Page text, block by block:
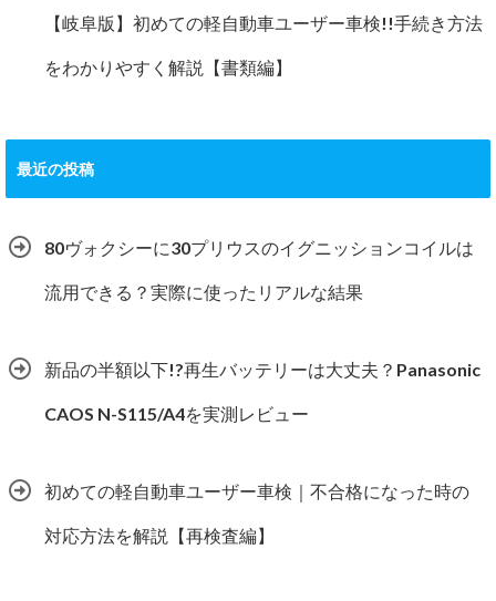
【岐阜版】初めての軽自動車ユーザー車検!!手続き方法
をわかりやすく解説【書類編】
最近の投稿
80ヴォクシーに30プリウスのイグニッションコイルは
流用できる？実際に使ったリアルな結果
新品の半額以下!?再生バッテリーは大丈夫？Panasonic
CAOS N-S115/A4を実測レビュー
初めての軽自動車ユーザー車検｜不合格になった時の
対応方法を解説【再検査編】